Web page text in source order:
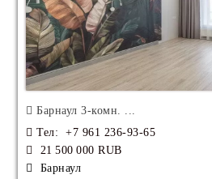
Барнаул 3-комн. ...
Тел: +7 961 236-93-65
21 500 000 RUB
Барнаул